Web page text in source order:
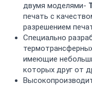
двумя моделями-
печать с
разрешением
Специально
имеющие
которых друг от